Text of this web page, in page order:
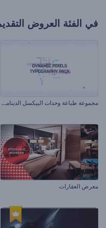
في الفئة العروض
م
جموعة طباعة وحدات البيكسل الديناميكية
معرض العقارات